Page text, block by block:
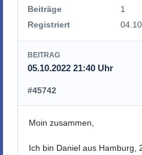
Beiträge
1
Registriert
BEITRAG
05.10.2022 21:40 Uhr
#45742
Moin zusammen,
Ich bin Daniel aus Hamburg,